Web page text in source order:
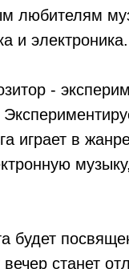
любителям
и электроника.
-
играет в
будет
станет